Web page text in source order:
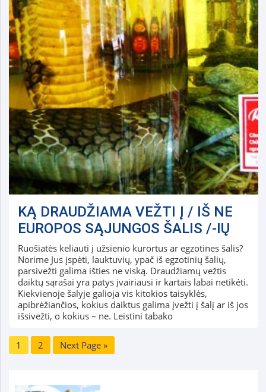
KĄ DRAUDŽIAMA VEŽTI Į / IŠ NE
EUROPOS SĄJUNGOS ŠALIS /-IŲ
Ruošiatės keliauti į užsienio kurortus ar egzotines šalis?
Norime Jus įspėti, lauktuvių, ypač iš egzotinių šalių,
parsivežti galima išties ne viską. Draudžiamų vežtis
daiktų sąrašai yra patys įvairiausi ir kartais labai netikėti.
Kiekvienoje šalyje galioja vis kitokios taisyklės,
apibrėžiančios, kokius daiktus galima įvežti į šalį ar iš jos
išsivežti, o kokius – ne. Leistini tabako
1 2 Next Page »